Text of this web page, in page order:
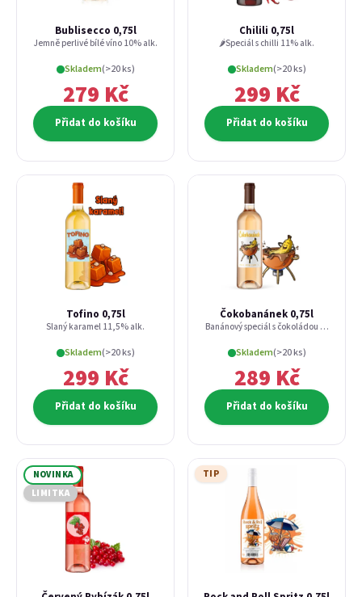
Nová registraceZapomenuté heslo
Přihlásit se přes Facebook
Přihlásit se přes Google
Přihlásit se přes Seznam
Bublisecco 0,75l
Jemně perlivé bílé víno 10% alk.
Skladem(>20 ks)
279 Kč
Přidat do košíku
Chilili 0,75l
🌶️Speciál s chilli 11% alk.
Skladem(>20 ks)
299 Kč
Přidat do košíku
Tofino 0,75l
Slaný karamel 11,5% alk.
Skladem(>20 ks)
299 Kč
Přidat do košíku
Čokobanánek 0,75l
Banánový speciál s čokoládou | 11% alk.
Skladem(>20 ks)
289 Kč
Přidat do košíku
NOVINKA
LIMITKA
TIP